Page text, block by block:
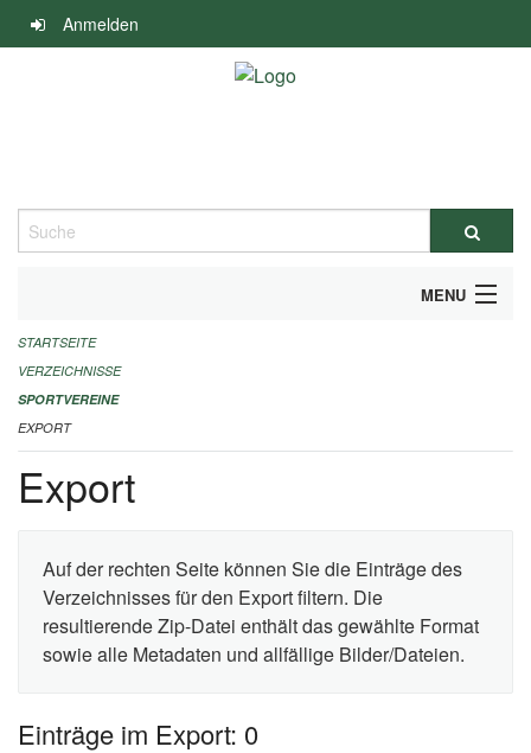
Navigation
überspringen
Anmelden
Suche
MENU
ALLGEMEINE INFORMATIONEN
FINANZIELLE UNTERSTÜTZUNG BENÖTIGT?
KONTAKT
STARTSEITE
VERZEICHNISSE
SPORTVEREINE
EXPORT
Export
Auf der rechten Seite können Sie die Einträge des
Verzeichnisses für den Export filtern. Die
resultierende Zip-Datei enthält das gewählte Format
sowie alle Metadaten und allfällige Bilder/Dateien.
Einträge im Export: 0